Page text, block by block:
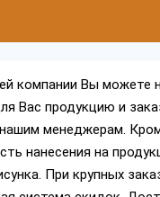
компании Вы можете
Вас продукцию и
менеджерам.
нанесения на
При крупных